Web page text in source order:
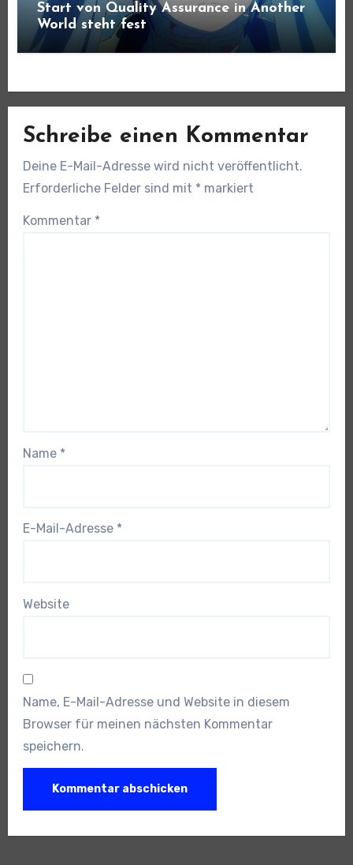
Start von Quality Assurance in Another
World steht fest
Schreibe einen Kommentar
Deine E-Mail-Adresse wird nicht veröffentlicht.
Erforderliche Felder sind mit * markiert
Kommentar *
Name *
E-Mail-Adresse *
Website
Name, E-Mail-Adresse und Website in diesem
Browser für meinen nächsten Kommentar
speichern.